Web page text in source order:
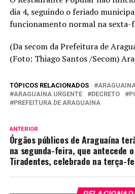
dia 4, seguindo o feriado
funcionamento normal na sexta-
(Da secom da Prefeitura de
(Foto: Thiago Santos /Secom)
TÓPICOS RELACIONADOS
ARAGUAÍNA URGENTE
DECRETO
PREFEITURA DE ARAGUAÍNA
ANTERIOR
Órgãos públicos de Araguaína
na segunda-feira, que antecede
Tiradentes, celebrado na terça-